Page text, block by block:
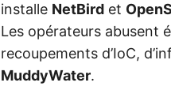
installe NetBird et
Les opérateurs abusent
recoupements d’IoC,
MuddyWater.